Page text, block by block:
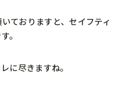
ておりますと、セイフティ
。
に尽きますね。